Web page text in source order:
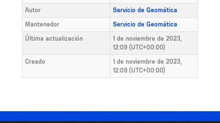
Autor
Servicio de Geomática
Mantenedor
Servicio de Geomática
Última actualización
1 de noviembre de 2023,
12:09 (UTC+00:00)
Creado
1 de noviembre de 2023,
12:09 (UTC+00:00)